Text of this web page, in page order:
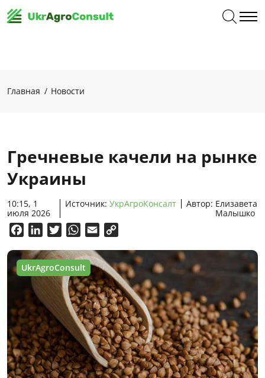
Главная Новости
Гречневые качели на рынке
Украины
10:15, 1
июля 2026
Источник:УкрАгроКонсалт Автор: Елизавета
Малышко
FacebookLinkedInTwitterWhatsApp
Email
UkrAgroConsult